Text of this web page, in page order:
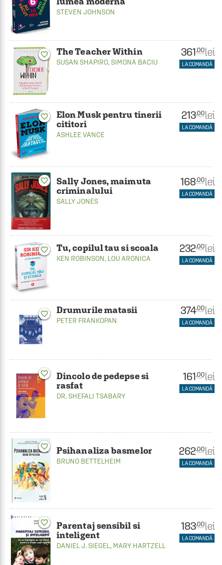
STEVEN JOHNSON
favorite_border The Teacher Within
SUSAN SHAPIRO,SIMONA BACIU
361.00 lei
LA COMANDĂ
favorite_border
Elon Musk pentru tinerii
cititori
ASHLEE VANCE
213.00 lei
LA COMANDĂ
favorite_border
Sally Jones, maimuta
criminalului
SALLY JONES
168.00 lei
LA COMANDĂ
favorite_border Tu, copilul tau si scoala
KEN ROBINSON, LOU ARONICA
232.00 lei
LA COMANDĂ
favorite_border Drumurile matasii
PETER FRANKOPAN
374.00 lei
LA COMANDĂ
favorite_border
Dincolo de pedepse si
rasfat
DR. SHEFALI TSABARY
161.00 lei
LA COMANDĂ
favorite_border Psihanaliza basmelor
BRUNO BETTELHEIM
262.00 lei
LA COMANDĂ
favorite_border
Parentaj sensibil si
inteligent
DANIEL J. SIEGEL, MARY HARTZELL
183.00 lei
LA COMANDĂ